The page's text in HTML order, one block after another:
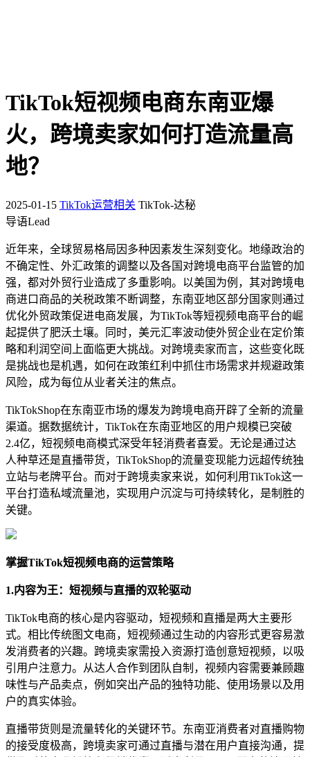
TikTok短视频电商东南亚爆
火，跨境卖家如何打造流量高
地？
2025-01-15 TikTok运营相关 TikTok-达秘
导语Lead
近年来，全球贸易格局因多种因素发生深刻变化。地缘政治的
不确定性、外汇政策的调整以及各国对跨境电商平台监管的加
强，都对外贸行业造成了多重影响。以美国为例，其对跨境电
商进口商品的关税政策不断调整，东南亚地区部分国家则通过
优化外贸政策促进电商发展，为TikTok等短视频电商平台的崛
起提供了肥沃土壤。同时，美元汇率波动使外贸企业在定价策
略和利润空间上面临更大挑战。对跨境卖家而言，这些变化既
是挑战也是机遇，如何在政策红利中抓住市场需求并规避政策
风险，成为每位从业者关注的焦点。
TikTokShop在东南亚市场的爆发为跨境电商开辟了全新的流量
渠道。据数据统计，TikTok在东南亚地区的用户规模已突破
2.4亿，短视频电商模式深受年轻消费者喜爱。无论是通过达
人种草还是直播带货，TikTokShop的流量变现能力远超传统独
立站与老牌平台。而对于跨境卖家来说，如何利用TikTok这一
平台打造私域流量池，实现用户沉淀与可持续转化，是制胜的
关键。
掌握TikTok短视频电商的运营策略
1.内容为王：短视频与直播的双轮驱动
TikTok电商的核心是内容驱动，短视频和直播是两大主要形
式。相比传统图文电商，短视频通过生动的内容形式更容易激
发消费者的兴趣。跨境卖家需投入资源打造创意短视频，以吸
引用户注意力。从达人合作到团队自制，视频内容需要兼顾趣
味性与产品卖点，例如突出产品的独特功能、使用场景以及用
户的真实体验。
直播带货则是流量转化的关键环节。东南亚消费者对直播购物
的接受度极高，跨境卖家可通过直播与潜在用户直接沟通，提